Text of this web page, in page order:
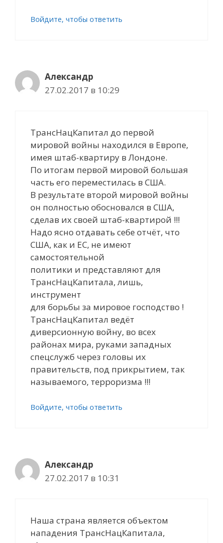
Войдите, чтобы ответить
Александр
27.02.2017 в 10:29
ТрансНацКапитал до первой
мировой войны находился в Европе,
имея штаб-квартиру в Лондоне.
По итогам первой мировой большая
часть его переместилась в США.
В результате второй мировой войны
он полностью обосновался в США,
сделав их своей штаб-квартирой !!!
Надо ясно отдавать себе отчёт, что
США, как и ЕС, не имеют
самостоятельной
политики и представляют для
ТрансНацКапитала, лишь,
инструмент
для борьбы за мировое господство !
ТрансНацКапитал ведёт
диверсионную войну, во всех
районах мира, руками западных
спецслужб через головы их
правительств, под прикрытием, так
называемого, терроризма !!!
Войдите, чтобы ответить
Александр
27.02.2017 в 10:31
Наша страна является объектом
нападения ТрансНацКапитала,